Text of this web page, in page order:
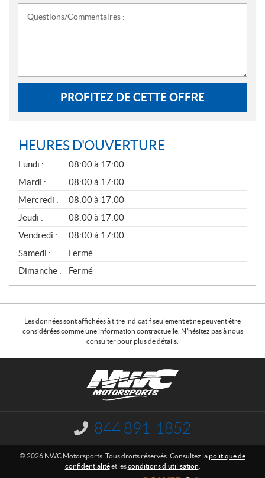
Questions/Commentaires :
PROFITEZ DE CETTE OFFRE
HEURES D'OUVERTURE
G
É
N
É
R
A
L
Lundi :
08:00 à 17:00
Mardi :
08:00 à 17:00
Mercredi :
08:00 à 17:00
Jeudi :
08:00 à 17:00
Vendredi :
08:00 à 17:00
Samedi :
Fermé
Dimanche :
Fermé
Les données sont affichées à titre indicatif seulement et ne peuvent être
considérées comme une information contractuelle. N'hésitez pas à nous
consulter pour plus de détails.
I
n
o
r
844 891-1852
© 2026 NWC Motorsports. Tous droits réservés. Consultez lapolitique de
confidentialitéet lesconditions d'utilisation